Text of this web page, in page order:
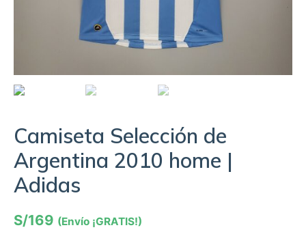
Camiseta Selección de
Argentina 2010 home |
Adidas
S/169 (Envío ¡GRATIS!)